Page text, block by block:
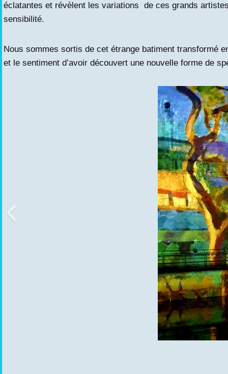
éclatantes et révèlent les variations de ces grands
sensibilité.
Nous sommes sortis de cet étrange batiment transformé
et le sentiment d’avoir découvert une nouvelle forme de